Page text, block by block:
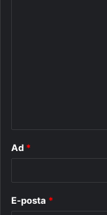
Ad *
E-posta *